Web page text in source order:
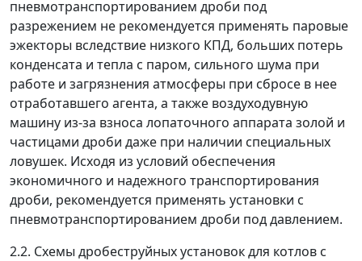
пневмотранспортированием дроби под
разрежением не рекомендуется применять паровые
эжекторы вследствие низкого КПД, больших потерь
конденсата и тепла с паром, сильного шума при
работе и загрязнения атмосферы при сбросе в нее
отработавшего агента, а также воздуходувную
машину из-за взноса лопаточного аппарата золой и
частицами дроби даже при наличии специальных
ловушек. Исходя из условий обеспечения
экономичного и надежного транспортирования
дроби, рекомендуется применять установки с
пневмотранспортированием дроби под давлением.
2.2. Схемы дробеструйных установок для котлов с